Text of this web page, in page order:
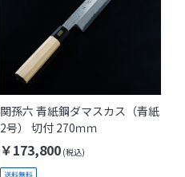
関孫六 青紙鋼ダマスカス（青紙
2号） 切付 270ｍｍ
￥173,800